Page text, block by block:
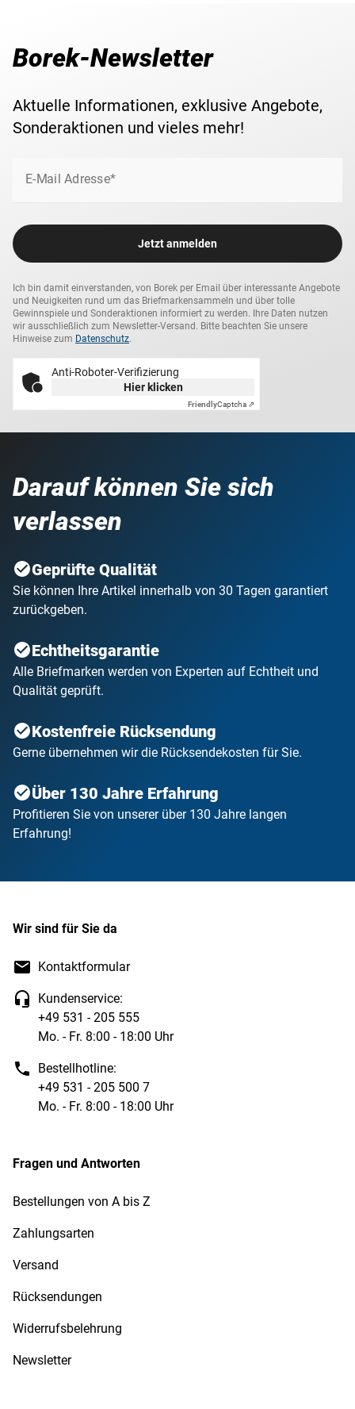
Borek-Newsletter
Aktuelle Informationen, exklusive Angebote,
Sonderaktionen und vieles mehr!
E-Mail Adresse*
Jetzt anmelden
Ich bin damit einverstanden, von Borek per Email über interessante Angebote
und Neuigkeiten rund um das Briefmarkensammeln und über tolle
Gewinnspiele und Sonderaktionen informiert zu werden. Ihre Daten nutzen
wir ausschließlich zum Newsletter-Versand. Bitte beachten Sie unsere
Hinweise zum Datenschutz.
Anti-Roboter-Verifizierung
Hier klicken
FriendlyCaptcha ⇗
Darauf können Sie sich
verlassen
Geprüfte Qualität
Sie können Ihre Artikel innerhalb von 30 Tagen garantiert
zurückgeben.
Echtheitsgarantie
Alle Briefmarken werden von Experten auf Echtheit und
Qualität geprüft.
Kostenfreie Rücksendung
Gerne übernehmen wir die Rücksendekosten für Sie.
Über 130 Jahre Erfahrung
Profitieren Sie von unserer über 130 Jahre langen
Erfahrung!
Wir sind für Sie da
Kontaktformular
Kundenservice:
+49 531 - 205 555
Mo. - Fr. 8:00 - 18:00 Uhr
Bestellhotline:
+49 531 - 205 500 7
Mo. - Fr. 8:00 - 18:00 Uhr
Fragen und Antworten
Bestellungen von A bis Z
Zahlungsarten
Versand
Rücksendungen
Widerrufsbelehrung
Newsletter